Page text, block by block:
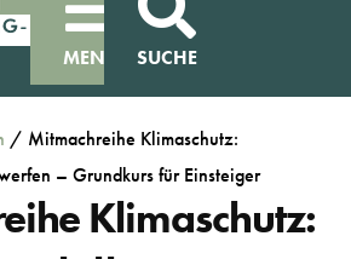
MENÜ SUCHE
/ Mitmachreihe Klimaschutz:
– Grundkurs für Einsteiger
Klimaschutz: